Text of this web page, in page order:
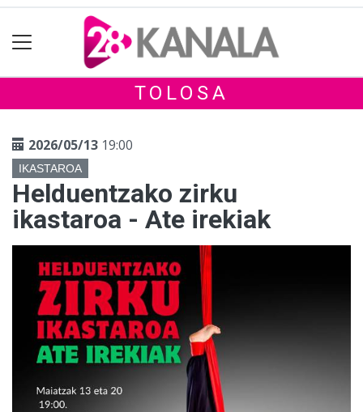
TOLOSA
2026/05/13 19:00
IKASTAROA
Helduentzako zirku
ikastaroa - Ate irekiak